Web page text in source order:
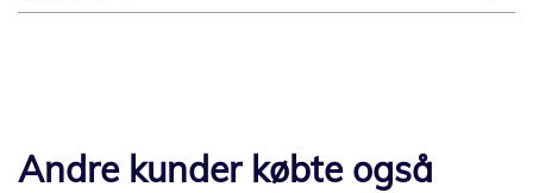
Andre kunder købte også